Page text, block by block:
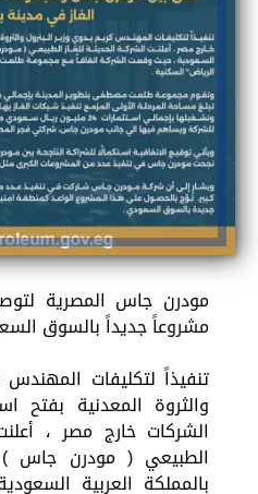
مودرن جاس المصرية
مشروعاً جديداً بالسوق
تنفيذاً لتكليفات
والثروة المعدنية
الشركات خارج مصر ،
الطبيعي ( مودرن جاس
بالمملكة العربية